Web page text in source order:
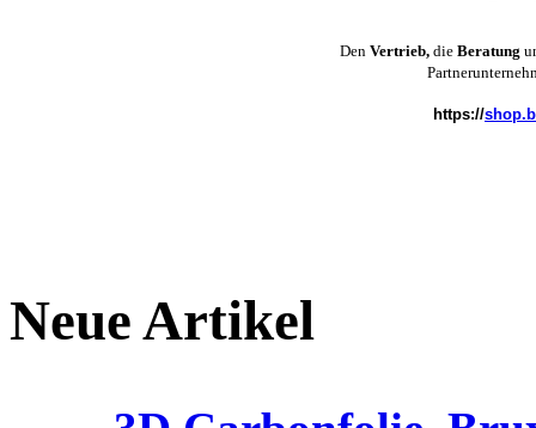
Den Vertrieb,dieBeratung
https://
Neue Artikel